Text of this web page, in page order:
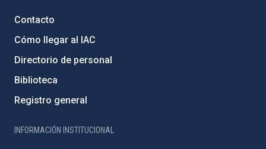
Contacto
Cómo llegar al IAC
Directorio de personal
Biblioteca
Registro general
INFORMACIÓN INSTITUCIONAL